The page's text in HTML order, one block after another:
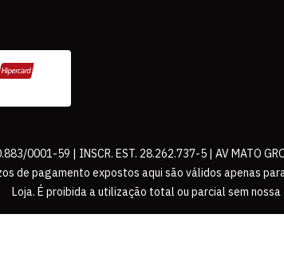
0001-59 | INSCR. EST. 28.262.737-5 | AV MATO
de pagamento expostos aqui são válidos apenas
Loja. É proibida a utilização total ou parcial sem